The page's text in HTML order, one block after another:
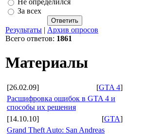
Не определился
За всех
Результаты
Архив опросов
Всего ответов: 1861
Материалы
[26.02.09] [GTA 4]
Расшифровка ошибок в GTA 4 и
способы их решения
[14.10.10]
[GTA]
Grand Theft Auto: San Andreas